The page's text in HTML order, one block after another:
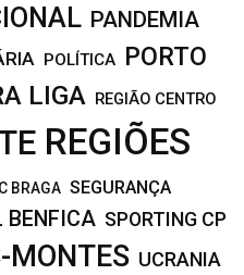
PANDEMIA
POLÍTICA PORTO
LIGA REGIÃO CENTRO
REGIÕES
BRAGA SEGURANÇA
BENFICA SPORTING CP
MONTES UCRANIA